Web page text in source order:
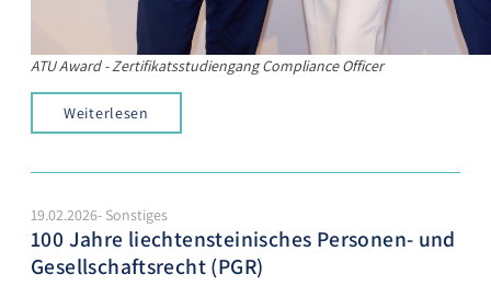
ATU Award - Zertifikatsstudiengang Compliance Officer
Weiterlesen
19.02.2026- Sonstiges
100 Jahre liechtensteinisches Personen- und
Gesellschaftsrecht (PGR)